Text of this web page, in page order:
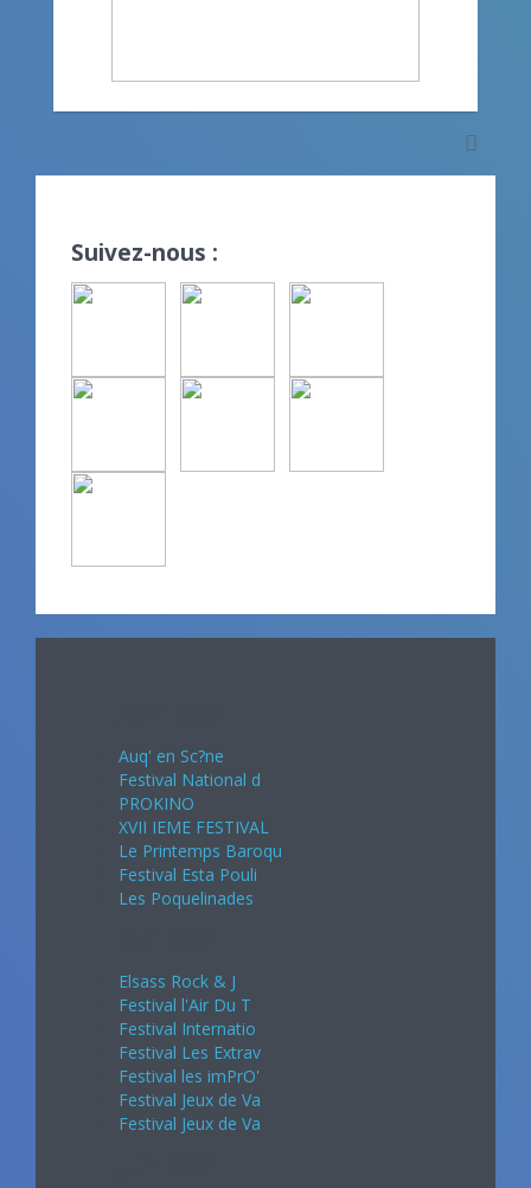
Suivez-nous :
Auq' en Sc?ne
Festival National d
PROKINO
XVII IEME FESTIVAL
Le Printemps Baroqu
Festival Esta Pouli
Les Poquelinades
Elsass Rock & J
Festival l'Air Du T
Festival Internatio
Festival Les Extrav
Festival les imPrO'
Festival Jeux de Va
Festival Jeux de Va